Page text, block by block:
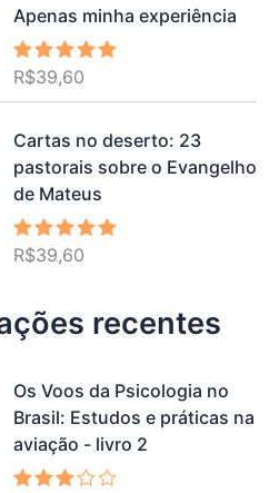
Apenas minha experiência
Avaliação
R$39,60
Cartas no deserto: 23
pastorais sobre o Evangelho
de Mateus
Avaliação
R$39,60
recentes
Os Voos da Psicologia no
Brasil: Estudos e práticas na
aviação - livro 2